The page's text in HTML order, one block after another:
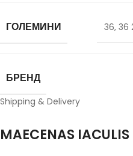
ГОЛЕМИНИ 36, 36
БРЕНД
Shipping & Delivery
MAECENAS IACULIS